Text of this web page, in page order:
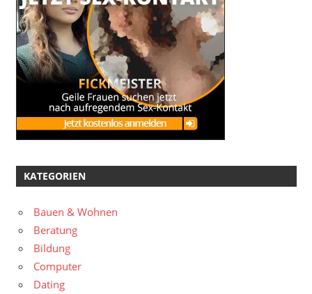
KATEGORIEN
Bauen & Wohnen
Beratung
Bildung
Computer
Dating